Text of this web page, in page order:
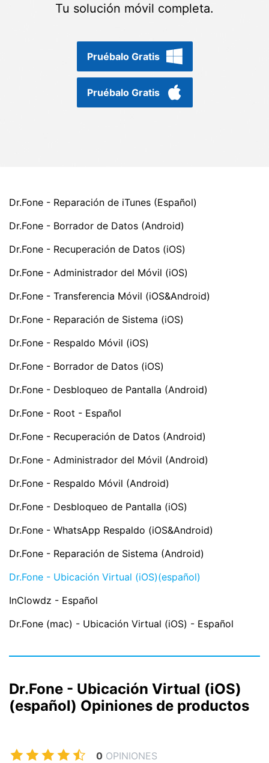
Gestor de Datos
Protección del Móvil
Encuentra Más Soluciones
Tu solución móvil completa.
Pruébalo Gratis
Pruébalo Gratis
Dr.Fone - Reparación de iTunes (Español)
Dr.Fone - Borrador de Datos (Android)
Dr.Fone - Recuperación de Datos (iOS)
Dr.Fone - Administrador del Móvil (iOS)
Dr.Fone - Transferencia Móvil (iOS&Android)
Dr.Fone - Reparación de Sistema (iOS)
Dr.Fone - Respaldo Móvil (iOS)
Dr.Fone - Borrador de Datos (iOS)
Dr.Fone - Desbloqueo de Pantalla (Android)
Dr.Fone - Root - Español
Dr.Fone - Recuperación de Datos (Android)
Dr.Fone - Administrador del Móvil (Android)
Dr.Fone - Respaldo Móvil (Android)
Dr.Fone - Desbloqueo de Pantalla (iOS)
Dr.Fone - WhatsApp Respaldo (iOS&Android)
Dr.Fone - Reparación de Sistema (Android)
Dr.Fone - Ubicación Virtual (iOS)(español)
InClowdz - Español
Dr.Fone (mac) - Ubicación Virtual (iOS) - Español
Dr.Fone - Ubicación Virtual (iOS)
(español) Opiniones de productos
0 OPINIONES